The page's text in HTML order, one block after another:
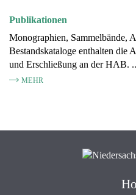
Publikationen
Monographien, Sammelbände,
Bestandskataloge enthalten die
und Erschließung an der HAB.
MEHR